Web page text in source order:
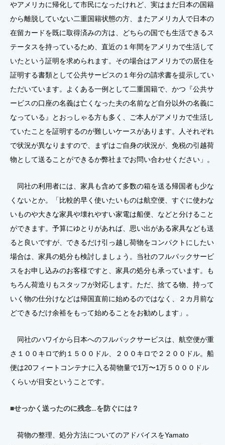
やアメリカに帰化して市民になったけれど、実はまだ日本の国籍
から離脱していない二重国籍状態の方、またアメリカ人で日本の
在留カードを既に取得済みの方は、どちらの国でも生活できるス
テータスを持っているため、直近の１年間をアメリカで生活して
いたという証明を求められます。その場合はアメリカでの居住を
証明する書類として公共サービスの１年分の請求書を提示してい
ただいています。よくある一例として二重国籍で、かつ『公共サ
ービスの口座の名義は亡くなった夫の名前など自分以外の名義に
なっている』とおっしゃる方も多く、ご本人がアメリカで生活し
ていたことを証明するのが難しいケースがあります。人それぞれ
で状況が異なりますので、まずはご自身の状況が、免税の引越荷
物として送ることができるか弊社までお問い合わせください」。
同社の利用者には、家具も含めて多数の箱を送る帰国者も少な
くないとか。「比較的早く使いたいものは航空便、すぐに使わな
いものや大きな家具や壊れやすい家電は船便、などと分けること
ができます。予算にゆとりがあれば、思い出がある家具なども送
ると良いですが、できるだけ引っ越し荷物をコンパクトにしたい
場合は、家具の処分も検討しましょう。当社のフルパックサービ
スをお申し込みのお客様ですと、家具の処分も承っています。も
ちろん荷造りもスタッフが対応します。ただ、捨てる物、持って
いく物の仕分けなどは帰国直前に始めるのではなく、２カ月前な
どできるだけ余裕をもって始めることをお勧めします」。
同社のハワイから日本へのフルパックサービスは、航空便が重
さ１００キロで約１５００ドル、２００キロで２２００ドル。船
便は20フィートコンテナに入る荷物量で1万〜1万５０００ドル
くらいが目安ということです。
■せっかく送ったのに残念…を防ぐには？
荷物の整理、処分方法についてのアドバイスをYamato